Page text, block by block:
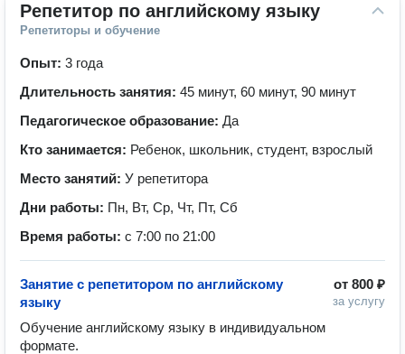
Репетитор по английскому языку
Репетиторы и обучение
Опыт: 3 года
Длительность занятия: 45 минут, 60 минут, 90 минут
Педагогическое образование: Да
Кто занимается: Ребенок, школьник, студент, взрослый
Место занятий: У репетитора
Дни работы: Пн, Вт, Ср, Чт, Пт, Сб
Время работы: с 7:00 по 21:00
от 800 ₽
за услугу
Занятие с репетитором по английскому
языку
Обучение английскому языку в индивидуальном
формате.